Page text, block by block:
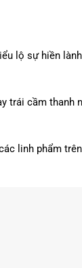
lộ sự hiền
trái cầm thanh
linh phẩm